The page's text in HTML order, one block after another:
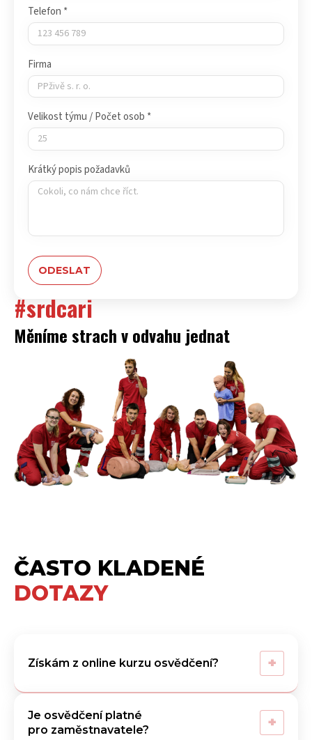
Telefon *
Firma
Velikost týmu / Počet osob *
Krátký popis požadavků
#srdcari
Měníme strach v odvahu jednat
ČASTO KLADENÉ
DOTAZY
Získám z online kurzu osvědčení? +
Je osvědčení platné
pro zaměstnavatele?
+